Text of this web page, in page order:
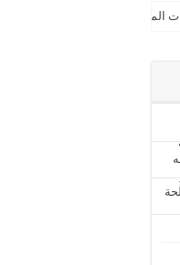
المسلحة الملكية